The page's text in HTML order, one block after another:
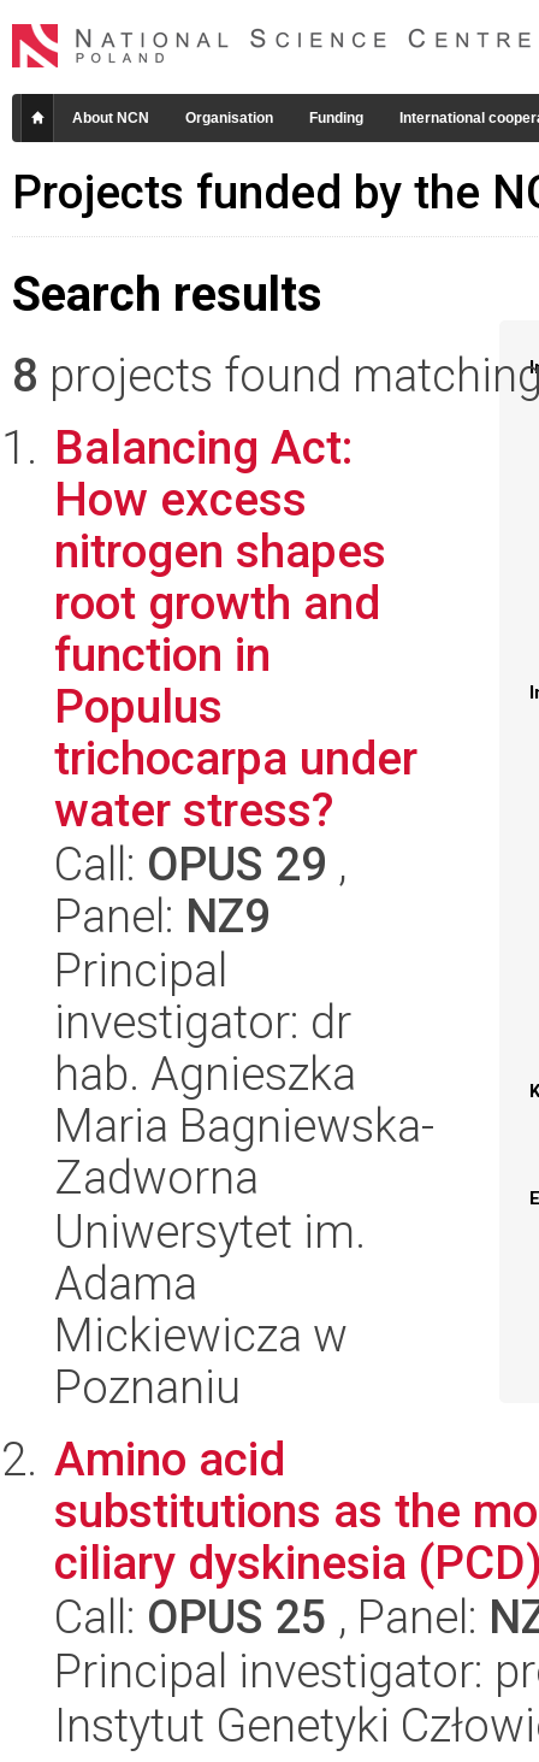
About NCN Organisation Funding International
Projects funded by the
Search results
8 projects found
Balancing Act:
How excess
nitrogen shapes
root growth and
function in
Populus
trichocarpa under
water stress?
Call: OPUS 29 ,
Panel: NZ9
Principal
investigator: dr
hab. Agnieszka
Maria Bagniewska-
Zadworna
Uniwersytet im.
Adama
Mickiewicza w
Poznaniu
Amino acid
substitutions as the
ciliary dyskinesia
Call: OPUS 25 , Panel:
Principal investigator:
Instytut Genetyki